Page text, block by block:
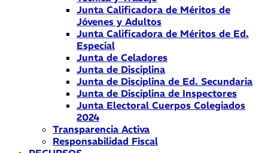
Junta Calificadora de Méritos de
Jóvenes y Adultos
Junta Calificadora de Méritos de Ed.
Especial
Junta de Celadores
Junta de Disciplina
Junta de Disciplina de Ed. Secundaria
Junta de Disciplina de Inspectores
Junta Electoral Cuerpos Colegiados
2024
Transparencia Activa
Responsabilidad Fiscal